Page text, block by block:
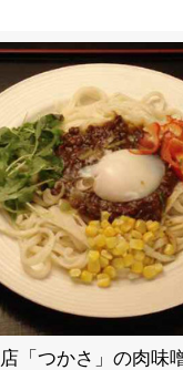
店「つかさ」の肉味